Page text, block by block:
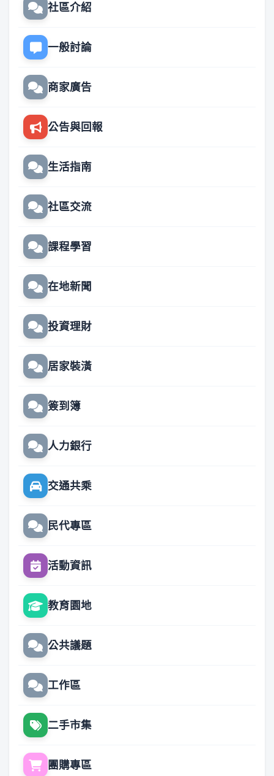
社區介紹
一般討論
商家廣告
公告與回報
生活指南
社區交流
課程學習
在地新聞
投資理財
居家裝潢
簽到簿
人力銀行
交通共乘
民代專區
活動資訊
教育園地
公共議題
工作區
二手市集
團購專區